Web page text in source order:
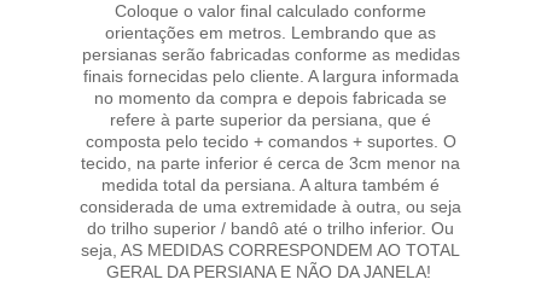
Coloque o valor final calculado conforme
orientações em metros. Lembrando que as
persianas serão fabricadas conforme as medidas
finais fornecidas pelo cliente. A largura informada
no momento da compra e depois fabricada se
refere à parte superior da persiana, que é
composta pelo tecido + comandos + suportes. O
tecido, na parte inferior é cerca de 3cm menor na
medida total da persiana. A altura também é
considerada de uma extremidade à outra, ou seja
do trilho superior / bandô até o trilho inferior. Ou
seja, AS MEDIDAS CORRESPONDEM AO TOTAL
GERAL DA PERSIANA E NÃO DA JANELA!